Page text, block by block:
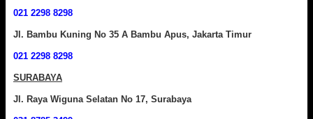
021 2298 8298
Jl. Bambu Kuning No 35 A Bambu Apus, Jakarta Timur
021 2298 8298
SURABAYA
Jl. Raya Wiguna Selatan No 17, Surabaya